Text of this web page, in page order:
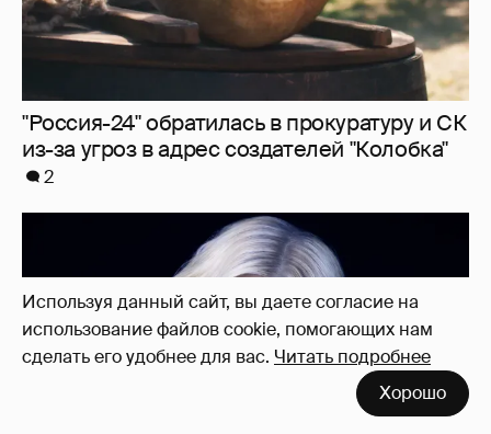
Используя данный сайт, вы даете согласие на
использование файлов cookie, помогающих нам
сделать его удобнее для вас. Читать подробнее
Хорошо
"Россия-24" обратилась в прокуратуру и СК
из-за угроз в адрес создателей "Колобка"
2